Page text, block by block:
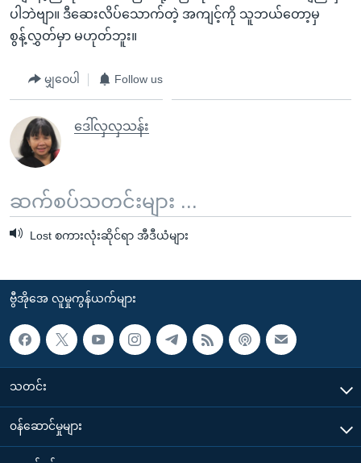
ပါဘဲဗျာ။ ဒီဆေးလိပ်သောက်တဲ့ အကျင့်ကို သူဘယ်တော့မှ
စွန့်လွှတ်မှာ မဟုတ်ဘူး။
မျှဝေပါ Follow us
ဒေါ်လှလှသန်း
ဆက်စပ်သတင်းများ ...
Lost စကားလုံးဆိုင်ရာ အီဒီယံများ
ဗွီအိုအေ လူမှုကွန်ယက်များ
သတင်း
၀န်ဆောင်မှုများ